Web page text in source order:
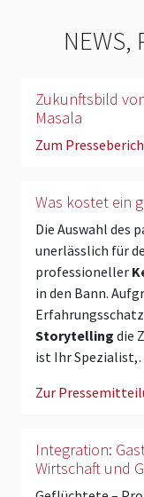
NEWS,
Zukunftsbild
Masala
Zum
Was kostet ein
Die Auswahl des
unerlässlich für
professioneller
in den Bann.
Storytelling die
ist Ihr
Zur
Integration:
Wirtschaft und